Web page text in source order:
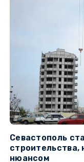
Севастополь
нюансом